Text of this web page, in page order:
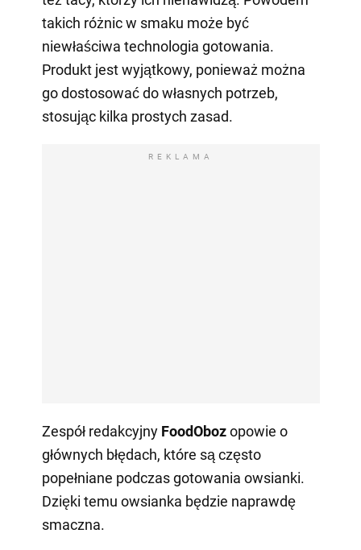
takich różnic w smaku może być
niewłaściwa technologia gotowania.
Produkt jest wyjątkowy, ponieważ można
go dostosować do własnych potrzeb,
stosując kilka prostych zasad.
REKLAMA
Zespół redakcyjny FoodObozopowie o
głównych błędach, które są często
popełniane podczas gotowania owsianki.
Dzięki temu owsianka będzie naprawdę
smaczna.